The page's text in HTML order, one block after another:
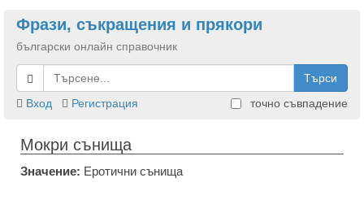
Фрази, съкращения и прякори
български онлайн справочник
Търси
Вход
Регистрация точно съвпадение
Мокри сънища
Значение: Еротични сънища